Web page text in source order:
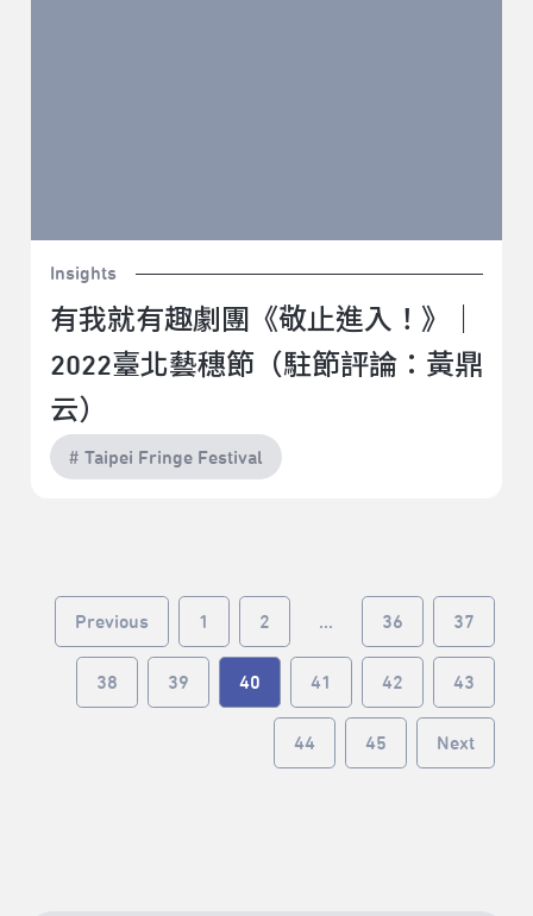
Insights
有我就有趣劇團《敬止進入！》｜
2022臺北藝穗節（駐節評論：黃鼎
云）
# Taipei Fringe Festival
Previous 1 2 ... 36 37
38 39 40 41 42 43
44 45 Next